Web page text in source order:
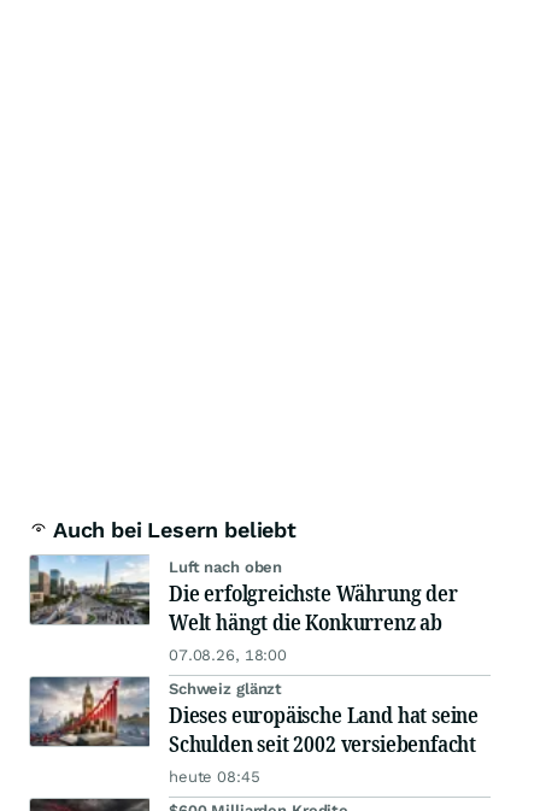
Auch bei Lesern beliebt
Luft nach oben
Die erfolgreichste Währung der
Welt hängt die Konkurrenz ab
07.08.26, 18:00
Schweiz glänzt
Dieses europäische Land hat seine
Schulden seit 2002 versiebenfacht
heute 08:45